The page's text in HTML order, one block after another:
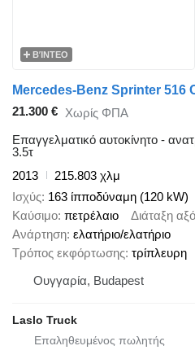
ΒΊΝΤΕΟ
21.300 € Χωρίς ΦΠΑ
Επαγγελματικό αυτοκίνητο -
3.5τ
2013
215.803 χλμ
Ισχύς 163 ίπποδύναμη (120 kW)
Καύσιμο πετρέλαιο Διάταξη
Ανάρτηση ελατήριο/ελατήριο
Τρόπος εκφόρτωσης τρίπλευρη
Ουγγαρία, Budapest
Laslo Truck